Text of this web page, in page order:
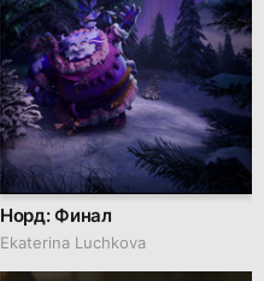
Норд: Финал
Ekaterina Luchkova